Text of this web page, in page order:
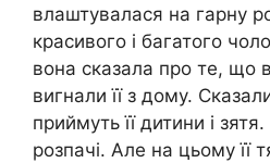
влаштувалася на гарну
красивого і багатого
вона сказала про те, що
вигнали її з дому.
приймуть її дитини і
розпачі. Але на цьому її